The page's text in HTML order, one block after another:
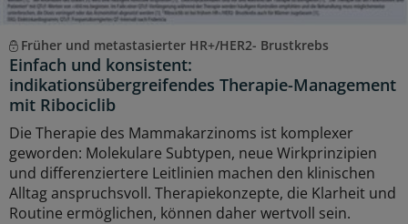
Früher und metastasierter HR+/HER2- Brustkrebs
Einfach und konsistent:
indikationsübergreifendes Therapie-Management
mit Ribociclib
Die Therapie des Mammakarzinoms ist komplexer
geworden: Molekulare Subtypen, neue Wirkprinzipien
und differenziertere Leitlinien machen den klinischen
Alltag anspruchsvoll. Therapiekonzepte, die Klarheit und
Routine ermöglichen, können daher wertvoll sein.